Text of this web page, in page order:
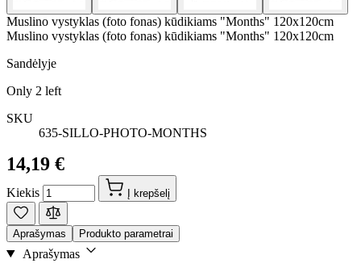
Muslino vystyklas (foto fonas) kūdikiams "Months" 120x120cm
Muslino vystyklas (foto fonas) kūdikiams "Months" 120x120cm
Sandėlyje
Only 2 left
SKU
635-SILLO-PHOTO-MONTHS
14,19 €
Kiekis Į krepšelį
Aprašymas Produkto parametrai
Aprašymas